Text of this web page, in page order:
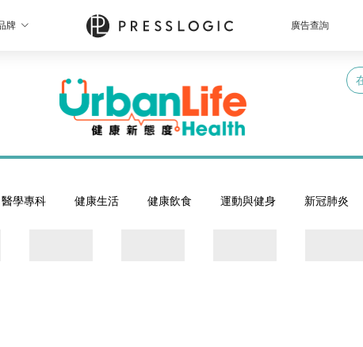
牌 廣告查詢
醫學專科 健康生活 健康飲食 運動與健身 新冠肺炎